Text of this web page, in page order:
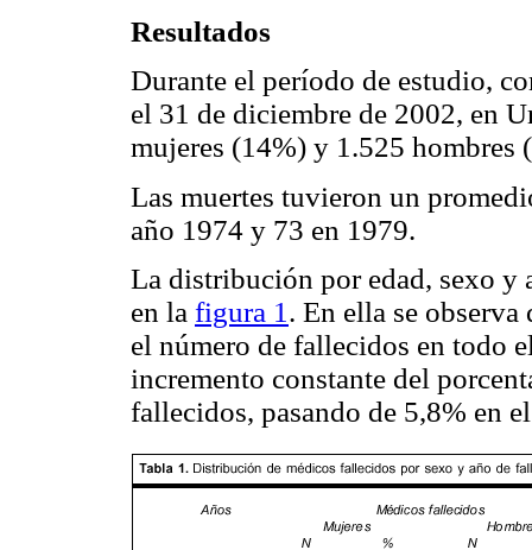
Resultados
Durante el período de estudio,
el 31 de diciembre de 2002, en
mujeres (14%) y 1.525 hombres
Las muertes tuvieron un
año 1974 y 73 en 1979.
La distribución por edad, sexo y
en la figura 1 . En ella se observa
el número de fallecidos en todo
incremento constante del
fallecidos, pasando de 5,8% en